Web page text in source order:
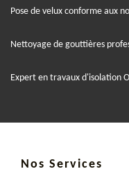
Pose de velux conforme aux
Nettoyage de gouttières
Expert en travaux d'isolation
Nos Services